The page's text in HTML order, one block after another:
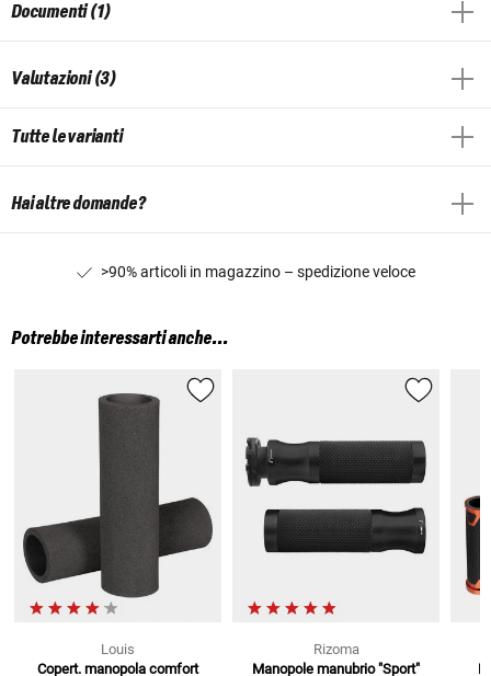
Documenti (1)
Valutazioni (3)
Tutte le varianti
Hai altre domande?
>90% articoli in magazzino – spedizione veloce
Potrebbe interessarti anche...
Louis
Copert. manopola comfort
Rizoma
Manopole manubrio "Sport"